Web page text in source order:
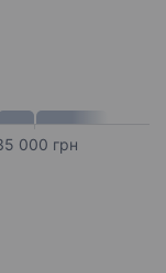
000 грн